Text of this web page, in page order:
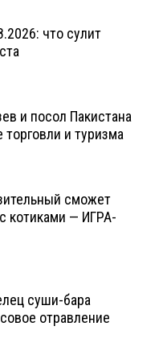
что сулит
и посол Пакистана
и туризма
сможет
котиками — ИГРА-
суши-бара
отравление